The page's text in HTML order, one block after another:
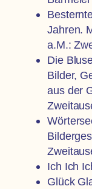
Jahren.
a.M.:
Die
Bilder,
aus der
Ich Ich
Glück